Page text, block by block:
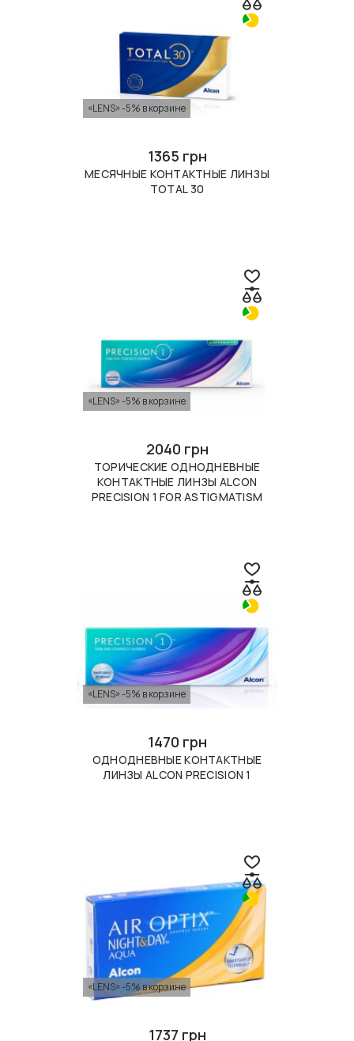
«LENS» -5% в корзине
1365 грн
МЕСЯЧНЫЕ КОНТАКТНЫЕ ЛИНЗЫ
TOTAL 30
«LENS» -5% в корзине
2040 грн
ТОРИЧЕСКИЕ ОДНОДНЕВНЫЕ
КОНТАКТНЫЕ ЛИНЗЫ ALCON
PRECISION 1 FOR ASTIGMATISM
«LENS» -5% в корзине
1470 грн
ОДНОДНЕВНЫЕ КОНТАКТНЫЕ
ЛИНЗЫ ALCON PRECISION 1
«LENS» -5% в корзине
1737 грн